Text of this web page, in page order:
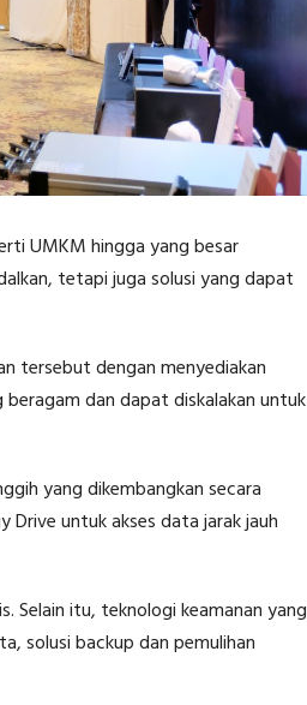
UMKM hingga yang besar
tetapi juga solusi yang dapat
tersebut dengan menyediakan
dan dapat diskalakan untuk
yang dikembangkan secara
Drive untuk akses data jarak jauh
Selain itu, teknologi keamanan yang
solusi backup dan pemulihan